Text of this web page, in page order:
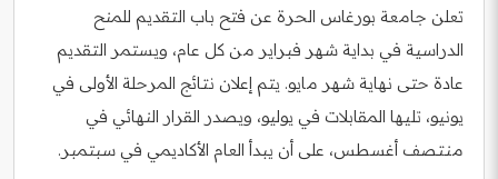
تعلن جامعة بورغاس الحرة عن فتح باب التقديم للمنح
الدراسية في بداية شهر فبراير من كل عام، ويستمر التقديم
عادة حتى نهاية شهر مايو. يتم إعلان نتائج المرحلة الأولى في
يونيو، تليها المقابلات في يوليو، ويصدر القرار النهائي في
منتصف أغسطس، على أن يبدأ العام الأكاديمي في سبتمبر.